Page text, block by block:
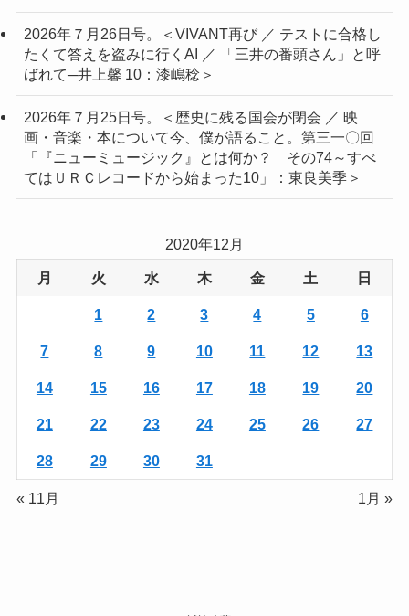
2026年７月26日号。＜VIVANT再び ／ テストに合格し
たくて答えを盗みに行くAI ／ 「三井の番頭さん」と呼
ばれて─井上馨 10：漆嶋稔＞
2026年７月25日号。＜歴史に残る国会が閉会 ／ 映
画・音楽・本について今、僕が語ること。第三一〇回
「『ニューミュージック』とは何か？ その74～すべ
てはＵＲＣレコードから始まった10」：東良美季＞
2020年12月
月 火 水 木 金 土 日
1 2 3 4 5 6
7 8 9 10 11 12 13
14 15 16 17 18 19 20
21 22 23 24 25 26 27
28 29 30 31
« 11月 1月 »